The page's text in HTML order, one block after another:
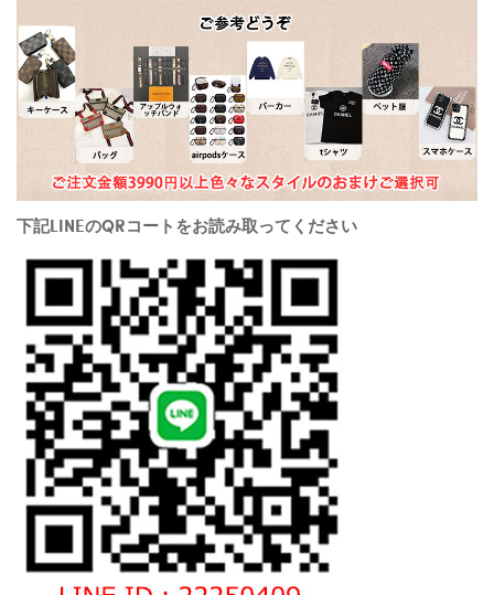
下記LINEのQRコートをお読み取ってください